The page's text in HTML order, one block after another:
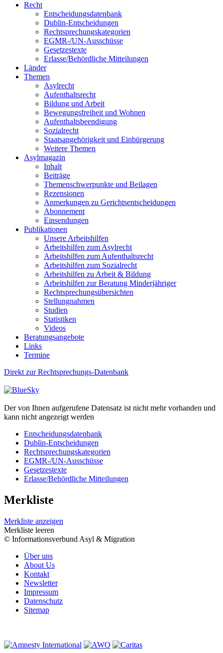
Recht
Entscheidungsdatenbank
Dublin-Entscheidungen
Rechtsprechungskategorien
EGMR-/UN-Ausschüsse
Gesetzestexte
Erlasse/Behördliche Mitteilungen
Länder
Themen
Asylrecht
Aufenthaltsrecht
Bildung und Arbeit
Bewegungsfreiheit und Wohnen
Aufenthaltsbeendigung
Sozialrecht
Staatsangehörigkeit und Einbürgerung
Weitere Themen
Asylmagazin
Inhalt
Beiträge
Themenschwerpunkte und Beilagen
Rezensionen
Anmerkungen zu Gerichtsentscheidungen
Abonnement
Einsendungen
Publikationen
Unsere Arbeitshilfen
Arbeitshilfen zum Asylrecht
Arbeitshilfen zum Aufenthaltsrecht
Arbeitshilfen zum Sozialrecht
Arbeitshilfen zu Arbeit & Bildung
Arbeitshilfen zur Beratung Minderjähriger
Rechtsprechungsübersichten
Stellungnahmen
Studien
Statistiken
Videos
Beratungsangebote
Links
Termine
Direkt zur Rechtsprechungs-Datenbank
Der von Ihnen aufgerufene Datensatz ist nicht mehr vorhanden und
kann nicht angezeigt werden
Entscheidungsdatenbank
Dublin-Entscheidungen
Rechtsprechungskategorien
EGMR-/UN-Ausschüsse
Gesetzestexte
Erlasse/Behördliche Mitteilungen
Merkliste
Merkliste anzeigen
Merkliste leeren
© Informationsverbund Asyl & Migration
Über uns
About Us
Kontakt
Newsletter
Impressum
Datenschutz
Sitemap